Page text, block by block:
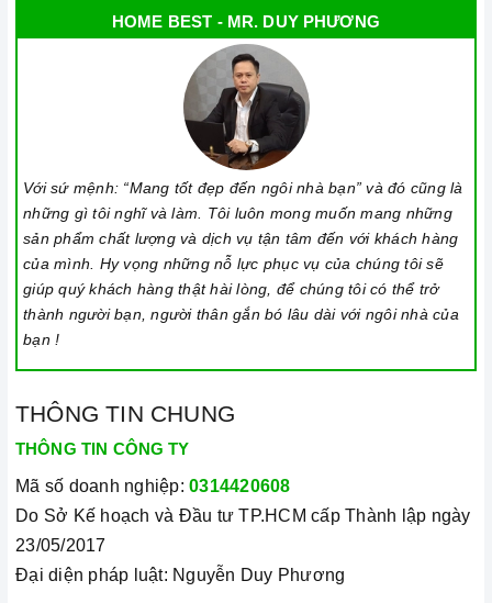
HOME BEST - MR. DUY PHƯƠNG
Với sứ mệnh: “Mang tốt đẹp đến ngôi nhà bạn” và đó cũng là
những gì tôi nghĩ và làm. Tôi luôn mong muốn mang những
sản phẩm chất lượng và dịch vụ tận tâm đến với khách hàng
của mình. Hy vọng những nỗ lực phục vụ của chúng tôi sẽ
giúp quý khách hàng thật hài lòng, để chúng tôi có thể trở
thành người bạn, người thân gắn bó lâu dài với ngôi nhà của
bạn !
THÔNG TIN CHUNG
THÔNG TIN CÔNG TY
Mã số doanh nghiệp: 0314420608
Do Sở Kế hoạch và Đầu tư TP.HCM cấp Thành lập ngày
23/05/2017
Đại diện pháp luật: Nguyễn Duy Phương